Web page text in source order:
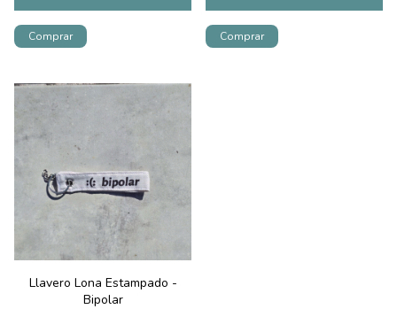
Llavero Lona Estampado -
Bipolar